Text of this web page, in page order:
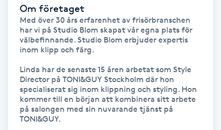
Hudföryngring
Huduppstramning
Hyaluronsyra
Hyperhidros
Om företaget
Med över 30 års erfarenhet av frisörbranschen
har vi på Studio Blom skapat vår egna plats för
välbefinnande. Studio Blom erbjuder expertis
inom klipp och färg.
Linda har de senaste 15 åren arbetat som Style
Director på TONI&GUY Stockholm där hon
specialiserat sig inom klippning och styling. Hon
kommer till en början att kombinera sitt arbete
på salongen med sin nuvarande tjänst på
TONI&GUY.